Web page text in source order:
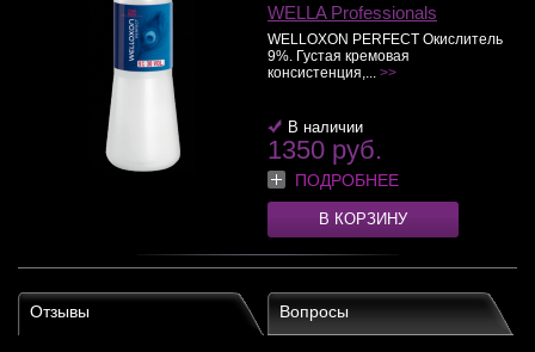
WELLA Professionals
WELLOXON PERFECT Окислитель
9%. Густая кремовая
консистенция,... >>
В наличии
1350 руб.
ПОДРОБНЕЕ
В КОРЗИНУ
Отзывы Вопросы